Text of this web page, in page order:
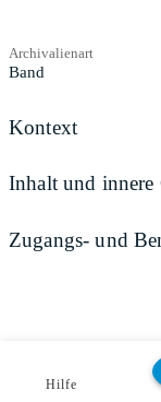
Archivalienart
Band
Kontext
Inhalt und innere
Zugangs- und
Hilfe